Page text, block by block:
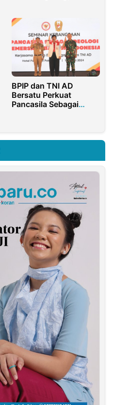
BPIP dan TNI AD
Bersatu Perkuat
Pancasila Sebagai